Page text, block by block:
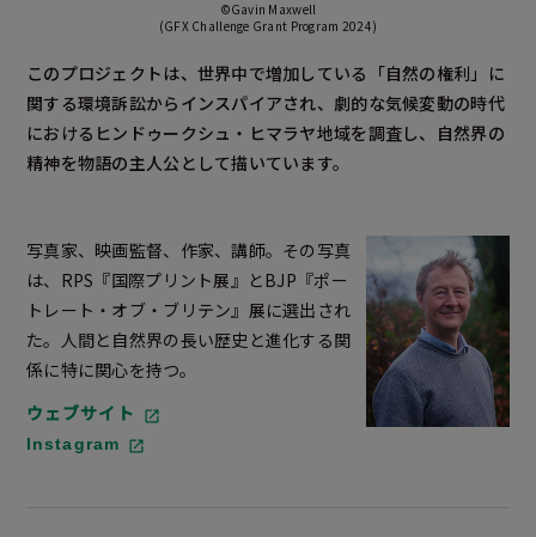
©Gavin Maxwell
(GFX Challenge Grant Program 2024)
このプロジェクトは、世界中で増加している「自然の権利」に
関する環境訴訟からインスパイアされ、劇的な気候変動の時代
におけるヒンドゥークシュ・ヒマラヤ地域を調査し、自然界の
精神を物語の主人公として描いています。
写真家、映画監督、作家、講師。その写真
は、RPS『国際プリント展』とBJP『ポー
トレート・オブ・ブリテン』展に選出され
た。人間と自然界の長い歴史と進化する関
係に特に関心を持つ。
ウェブサイト
Instagram